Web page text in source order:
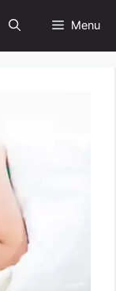
Menu